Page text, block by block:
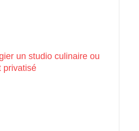
un studio culinaire ou
privatisé